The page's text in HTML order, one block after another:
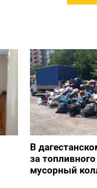
В
за
мусорный